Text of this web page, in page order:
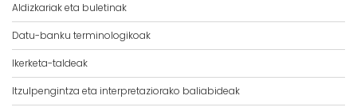
Aldizkariak eta buletinak
Datu-banku terminologikoak
Ikerketa-taldeak
Itzulpengintza eta interpretaziorako baliabideak